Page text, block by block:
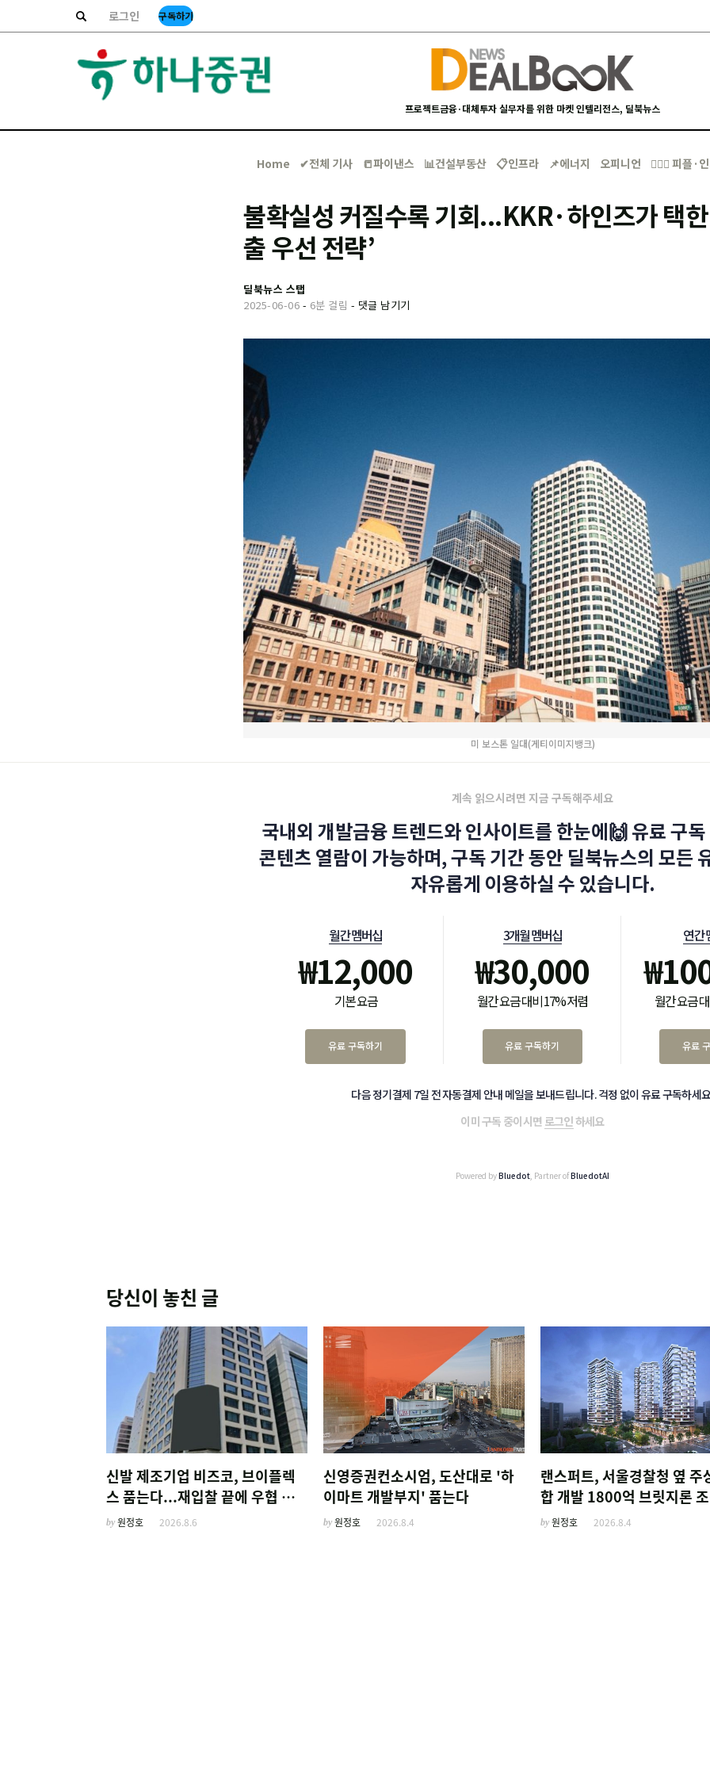
로그인 구독하기
프로젝트금융·대체투자 실무자를 위한 마켓 인텔리전스, 딜북뉴스
Home ✔︎전체 기사 📒파이낸스 📊건설부동산 📋인프라 📌에너지 오피니언 🙋🏻‍♂️ 피플·
불확실성 커질수록 기회...KKR·하인즈가 택한
출 우선 전략’
딜북뉴스 스탭
2025-06-06 - 6분 걸림 - 댓글 남기기
미 보스톤 일대(게티이미지뱅크)
계속 읽으시려면 지금 구독해주세요
국내외 개발금융 트렌드와 인사이트를 한눈에🙌 유료 구
콘텐츠 열람이 가능하며, 구독 기간 동안 딜북뉴스의 모든
자유롭게 이용하실 수 있습니다.
월간 멤버십
₩12,000
기본 요금
유료 구독하기
3개월 멤버십
₩30,000
월간 요금 대비 17% 저렴
유료 구독하기
연간
₩
월간 요금
유료
다음 정기결제 7일 전 자동결제 안내 메일을 보내드립니다. 걱정 없이 유료 구독하세
이미 구독 중이시면 로그인하세요
Powered byBluedot , Partner ofBluedotAI
당신이 놓친 글
신발 제조기업 비즈코, 브이플렉
스 품는다...재입찰 끝에 우협 선
정
by원정호 2026.8.6
신영증권컨소시엄, 도산대로 '하
이마트 개발부지' 품는다
by원정호 2026.8.4
랜스퍼트, 서울경찰청 옆 주
합 개발 1800억 브릿지론
by원정호 2026.8.4